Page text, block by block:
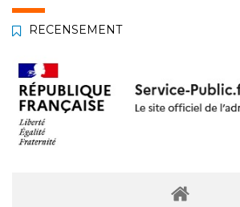
RECENSEMENT